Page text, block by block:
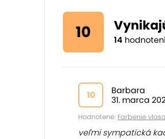
10 14
10
Barbara
31. marca
Hodnotené: Farbenie
veľmi sympatická